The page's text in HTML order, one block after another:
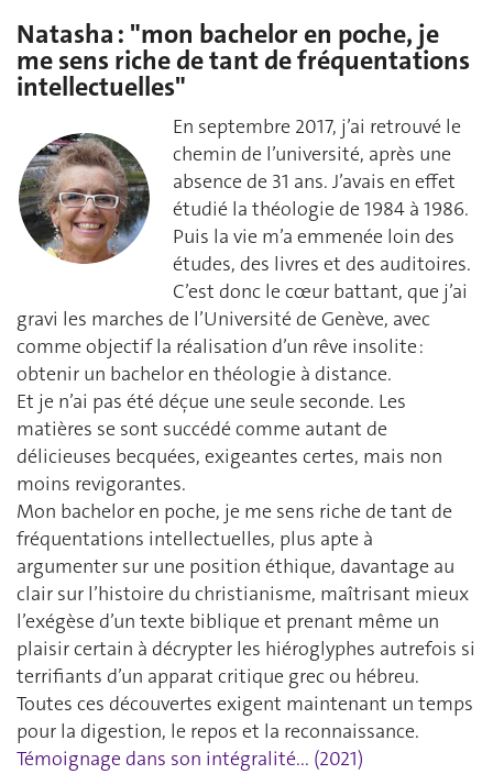
Natasha : "mon bachelor en poche, je
me sens riche de tant de fréquentations
intellectuelles"
En septembre 2017, j’ai retrouvé le
chemin de l’université, après une
absence de 31 ans. J’avais en effet
étudié la théologie de 1984 à 1986.
Puis la vie m’a emmenée loin des
études, des livres et des auditoires.
C’est donc le cœur battant, que j’ai
gravi les marches de l’Université de Genève, avec
comme objectif la réalisation d’un rêve insolite :
obtenir un bachelor en théologie à distance.
Et je n’ai pas été déçue une seule seconde. Les
matières se sont succédé comme autant de
délicieuses becquées, exigeantes certes, mais non
moins revigorantes.
Mon bachelor en poche, je me sens riche de tant de
fréquentations intellectuelles, plus apte à
argumenter sur une position éthique, davantage au
clair sur l’histoire du christianisme, maîtrisant mieux
l’exégèse d’un texte biblique et prenant même un
plaisir certain à décrypter les hiéroglyphes autrefois si
terrifiants d’un apparat critique grec ou hébreu.
Toutes ces découvertes exigent maintenant un temps
pour la digestion, le repos et la reconnaissance.
Témoignage dans son intégralité... (2021)